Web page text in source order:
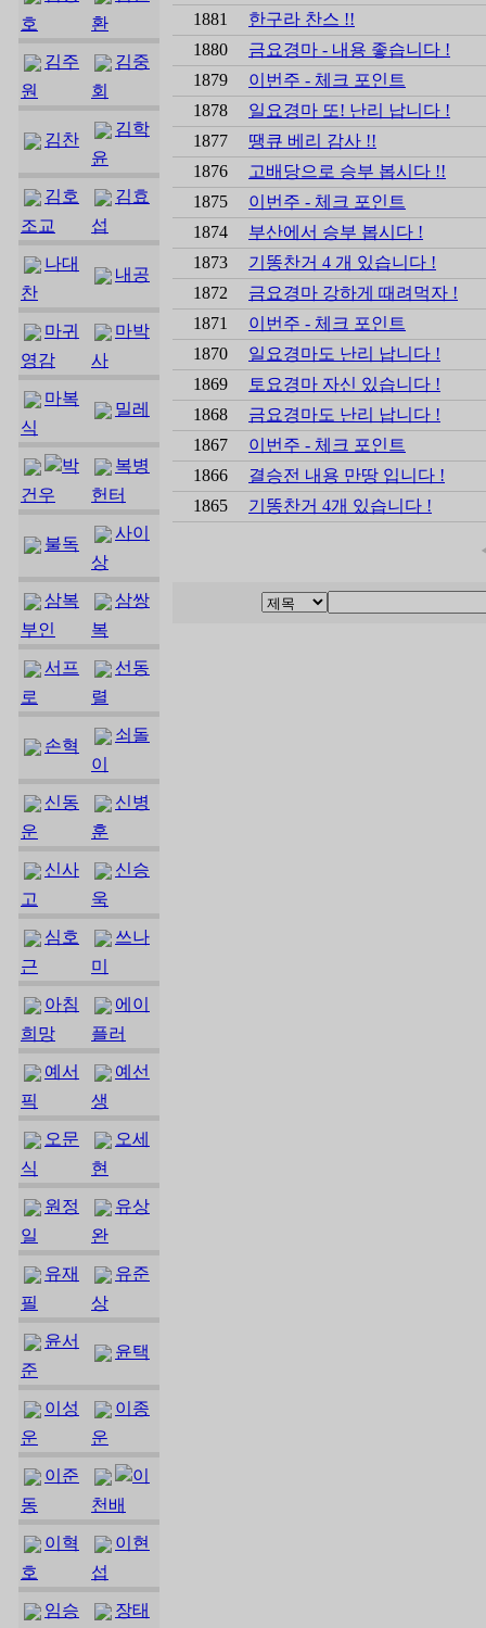
호
환
김주
원
김중
회
김찬
김학
윤
김호
조교
김효
섭
나대
찬
내공
마귀
영감
마박
사
마복
식
밀레
박
건우
복병
헌터
불독
사이
상
삼복
부인
삼쌍
복
서프
로
선동
렬
손혁
쇠돌
이
신동
운
신병
훈
신사
고
신승
욱
심호
근
쓰나
미
아침
희망
에이
플러
예서
픽
예선
생
오문
식
오세
현
원정
일
유상
완
유재
필
유준
상
윤서
준
윤택
이성
운
이종
운
이준
동
이
천배
이혁
호
이현
섭
임승
장태
1881
한구라 찬스 !!
1880
금요경마 - 내용 좋습니다 !
1879
이번주 - 체크 포인트
1878
일요경마 또! 난리 납니다 !
1877
땡큐 베리 감사 !!
1876
고배당으로 승부 봅시다 !!
1875
이번주 - 체크 포인트
1874
부산에서 승부 봅시다 !
1873
기똥찬거 4 개 있습니다 !
1872
금요경마 강하게 때려먹자 !
1871
이번주 - 체크 포인트
1870
일요경마도 난리 납니다 !
1869
토요경마 자신 있습니다 !
1868
금요경마도 난리 납니다 !
1867
이번주 - 체크 포인트
1866
결승전 내용 만땅 입니다 !
1865
기똥찬거 4개 있습니다 !